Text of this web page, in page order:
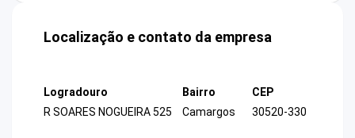
Localização e contato da empresa
Logradouro
R SOARES NOGUEIRA 525
Bairro
Camargos
CEP
30520-330